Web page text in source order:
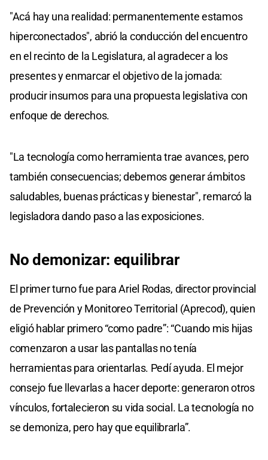
"Acá hay una realidad: permanentemente estamos
hiperconectados", abrió la conducción del encuentro
en el recinto de la Legislatura, al agradecer a los
presentes y enmarcar el objetivo de la jornada:
producir insumos para una propuesta legislativa con
enfoque de derechos.
"La tecnología como herramienta trae avances, pero
también consecuencias; debemos generar ámbitos
saludables, buenas prácticas y bienestar", remarcó la
legisladora dando paso a las exposiciones.
No demonizar: equilibrar
El primer turno fue para Ariel Rodas, director provincial
de Prevención y Monitoreo Territorial (Aprecod), quien
eligió hablar primero “como padre”: “Cuando mis hijas
comenzaron a usar las pantallas no tenía
herramientas para orientarlas. Pedí ayuda. El mejor
consejo fue llevarlas a hacer deporte: generaron otros
vínculos, fortalecieron su vida social. La tecnología no
se demoniza, pero hay que equilibrarla”.